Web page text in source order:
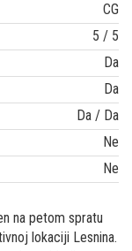
CG
5 / 5
Da
Da
Da / Da
Ne
Ne
na petom spratu
lokaciji Lesnina.